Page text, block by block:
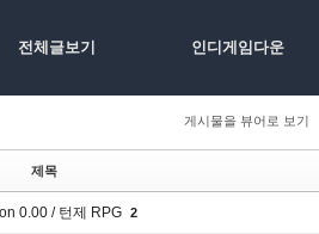
전체글보기 인디게임다운
게시물을 뷰어로 보기
제목
0.00 / 턴제 RPG 2